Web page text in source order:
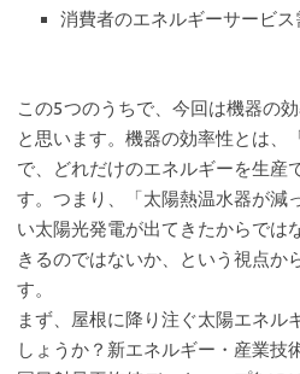
消費者のエネルギーサービ
この5つのうちで、今回は機器の
と思います。機器の効率性とは、
で、どれだけのエネルギーを生産
す。つまり、「太陽熱温水器が減
い太陽光発電が出てきたからでは
きるのではないか、という視点か
す。
まず、屋根に降り注ぐ太陽エネル
しょうか？新エネルギー・産業技